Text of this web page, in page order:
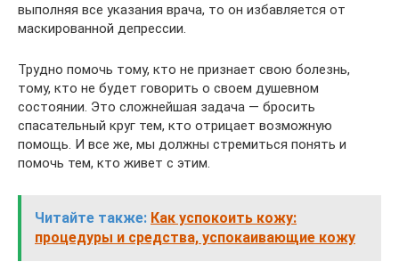
выполняя все указания врача, то он избавляется от
маскированной депрессии.
Трудно помочь тому, кто не признает свою болезнь,
тому, кто не будет говорить о своем душевном
состоянии. Это сложнейшая задача — бросить
спасательный круг тем, кто отрицает возможную
помощь. И все же, мы должны стремиться понять и
помочь тем, кто живет с этим.
Читайте также: Как успокоить кожу:
процедуры и средства, успокаивающие кожу